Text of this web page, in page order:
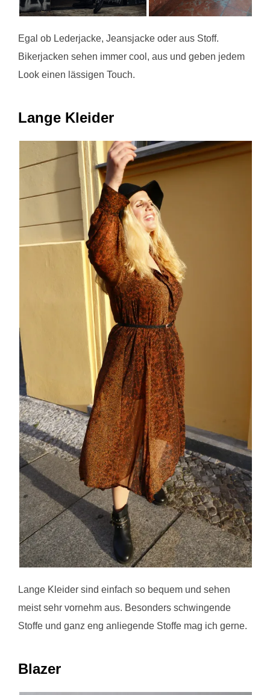
Egal ob Lederjacke, Jeansjacke oder aus Stoff.
Bikerjacken sehen immer cool, aus und geben jedem
Look einen lässigen Touch.
Lange Kleider
Lange Kleider sind einfach so bequem und sehen
meist sehr vornehm aus. Besonders schwingende
Stoffe und ganz eng anliegende Stoffe mag ich gerne.
Blazer